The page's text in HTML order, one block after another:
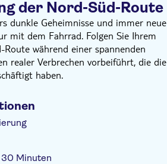
der Nord-Süd-Route
dunkle Geheimnisse und immer neue
mit dem Fahrrad. Folgen Sie Ihrem
während einer spannenden
realer Verbrechen vorbeiführt, die die
haben.
erfahrt ihr, welche wahren
letzten Jahrzehnten zugetragen
bis heute ungeklärt sind.
Weg raus aus der Innenstadt in
Hannovers. Aber Vorsicht: Auch
und Kriminalfälle statt.
Minuten